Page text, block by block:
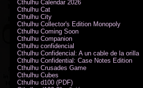
Cthulhu Calendar 2026
Cthulhu Cat
Cthulhu City
Cthulhu Collector's Edition Monopoly
Cthulhu Coming Soon
Cthulhu Companion
Cthulhu confidencial
Cthulhu Confidencial: A un cable de la orilla
Cthulhu Confidential: Case Notes Edition
Cthulhu Crusades Game
Cthulhu Cubes
Cthulhu d100 (PDF)